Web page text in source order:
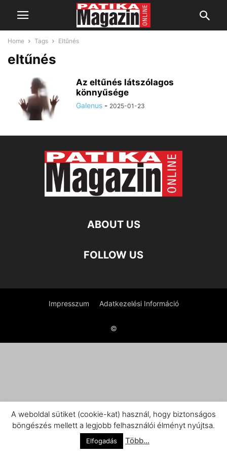
Home Tags Eltűnés
eltűnés
Az eltűnés látszólagos
könnyűsége
Galenus - 2025-01-23
ABOUT US
FOLLOW US
Impresszum Adatkezelési Információ
©
A weboldal sütiket (cookie-kat) használ, hogy biztonságos
böngészés mellett a legjobb felhasználói élményt nyújtsa.
Elfogadás Több...